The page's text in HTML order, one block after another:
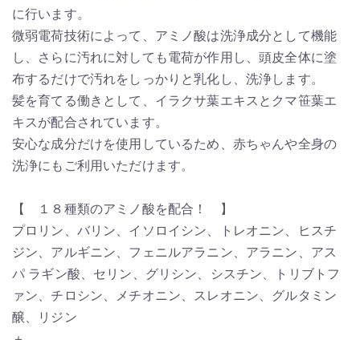
に行います。
微弱電荷技術によって、アミノ酸は洗浄成分として機能
し、さらに汚れに対しても電荷が作用し、頭皮全体に塗
布するだけで汚れをしっかりと乳化し、洗浄します。
髪を育てる働きとして、イラクサ葉エキスとクマ笹葉エ
キスが配合されています。
安心な成分だけを使用しているため、赤ちゃんや全身の
洗浄にもご利用いただけます。
【 １８種類のアミノ酸を配合！ 】
プロリン、バリン、イソロイシン、トレオニン、ヒスチ
ジン、アルギニン、フェニルアラニン、アラニン、アス
パ ラギン酸、セリン、グリシン、シスチン、トリブトフ
ァン、チロシン、メチオニン、スレオニン、グルタミン
醸、リジン